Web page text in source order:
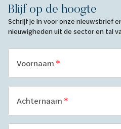
Blijf op de hoogte
Schrijf je in voor onze nieuwsbrief
nieuwigheden uit de sector en tal
Voornaam
Achternaam